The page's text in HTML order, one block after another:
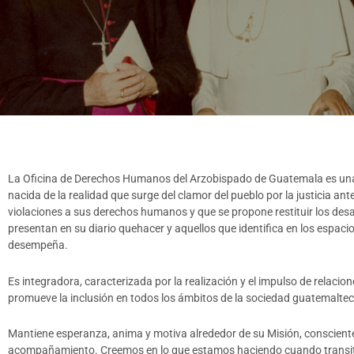
La Oficina de Derechos Humanos del Arzobispado de Guatemala es
nacida de la realidad que surge del clamor del pueblo por la justicia
violaciones a sus derechos humanos y que se propone restituir los
presentan en su diario quehacer y aquellos que identifica en los
desempeña.
Es integradora, caracterizada por la realización y el impulso de
promueve la inclusión en todos los ámbitos de la sociedad
Mantiene esperanza, anima y motiva alrededor de su Misión,
acompañamiento. Creemos en lo que estamos haciendo cuando